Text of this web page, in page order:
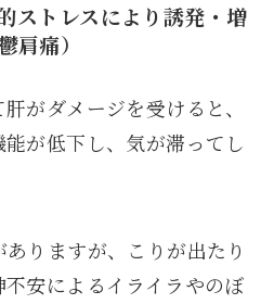
ストレスにより誘発・増
肩痛）
がダメージを受けると、
が低下し、気が滞ってし
りますが、こりが出たり
安によるイライラやのぼ